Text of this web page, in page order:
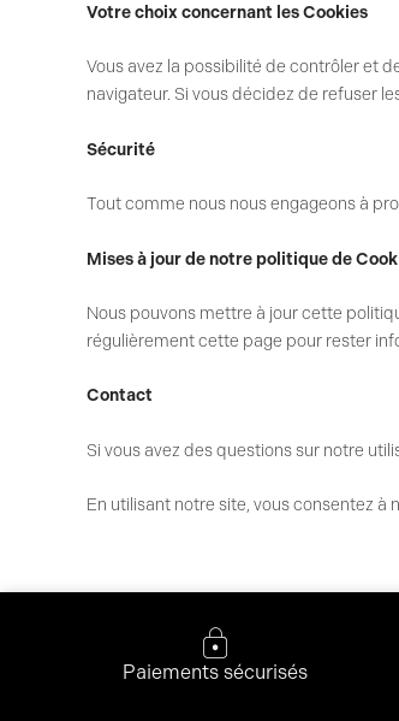
Votre choix concernant les Cookies
Vous avez la possibilité de contrôler et
navigateur. Si vous décidez de refuser
Sécurité
Tout comme nous nous engageons à
Mises à jour de notre politique de
Nous pouvons mettre à jour cette
régulièrement cette page pour rester
Contact
Si vous avez des questions sur notre
En utilisant notre site, vous consentez
Paiements sécurisés